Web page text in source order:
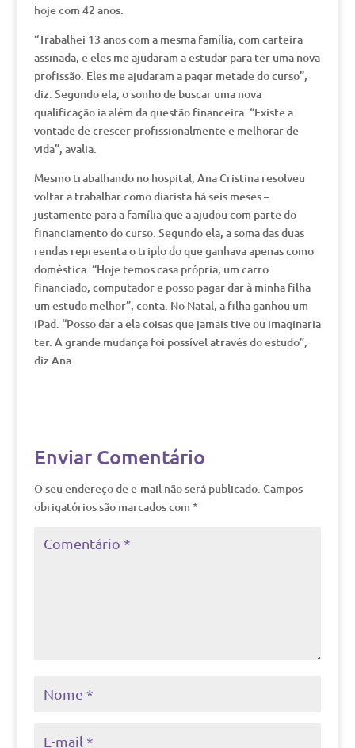
hoje com 42 anos.
“Trabalhei 13 anos com a mesma família, com carteira
assinada, e eles me ajudaram a estudar para ter uma nova
profissão. Eles me ajudaram a pagar metade do curso”,
diz. Segundo ela, o sonho de buscar uma nova
qualificação ia além da questão financeira. “Existe a
vontade de crescer profissionalmente e melhorar de
vida”, avalia.
Mesmo trabalhando no hospital, Ana Cristina resolveu
voltar a trabalhar como diarista há seis meses –
justamente para a família que a ajudou com parte do
financiamento do curso. Segundo ela, a soma das duas
rendas representa o triplo do que ganhava apenas como
doméstica. “Hoje temos casa própria, um carro
financiado, computador e posso pagar dar à minha filha
um estudo melhor”, conta. No Natal, a filha ganhou um
iPad. “Posso dar a ela coisas que jamais tive ou imaginaria
ter. A grande mudança foi possível através do estudo”,
diz Ana.
Enviar Comentário
O seu endereço de e-mail não será publicado. Campos
obrigatórios são marcados com *